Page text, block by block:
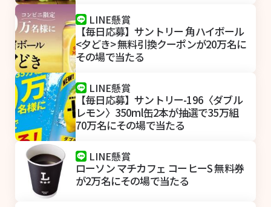
LINE懸賞
【毎日応募】サントリー 角ハイボール
<夕どき> 無料引換クーポンが20万名に
その場で当たる
LINE懸賞
【毎日応募】サントリー-196〈ダブル
レモン〉350ml缶2本が抽選で35万組
70万名にその場で当たる
LINE懸賞
ローソン マチカフェ コーヒーS 無料券
が2万名にその場で当たる